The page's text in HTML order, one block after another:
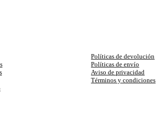
Políticas de devolución
Políticas de envío
Aviso de privacidad
Términos y condiciones